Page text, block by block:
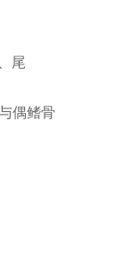
尾
偶鳍骨